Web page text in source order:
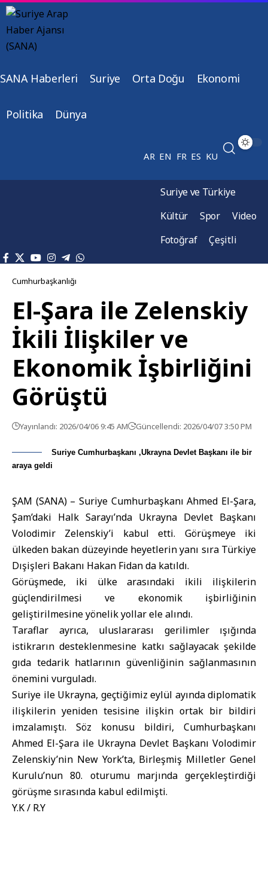
SANA Haberleri Suriye Orta Doğu Ekonomi
Politika Dünya
AR EN FR ES KU
Suriye ve Türkiye
Kültür
Spor
Video
Fotoğraf
Çeşitli
Cumhurbaşkanlığı
El-Şara ile Zelenskiy
İkili İlişkiler ve
Ekonomik İşbirliğini
Görüştü
Yayınlandı: 2026/04/06 9:45 AM Güncellendi: 2026/04/07 3:50 PM
Suriye Cumhurbaşkanı ,Ukrayna Devlet Başkanı ile bir
araya geldi
ŞAM (SANA) – Suriye CumhurbaşkanıAhmed El-Şara,
Şam’daki Halk Sarayı’nda Ukrayna Devlet Başkanı
Volodimir Zelenskiy’i kabul etti. Görüşmeye iki
ülkeden bakan düzeyinde heyetlerin yanı sıra Türkiye
Dışişleri Bakanı Hakan Fidan da katıldı.
Görüşmede, iki ülke arasındaki ikili ilişkilerin
güçlendirilmesi ve ekonomik işbirliğinin
geliştirilmesine yönelik yollar ele alındı.
Taraflar ayrıca, uluslararası gerilimler ışığında
istikrarın desteklenmesine katkı sağlayacak şekilde
gıda tedarik hatlarının güvenliğinin sağlanmasının
önemini vurguladı.
Suriye ile Ukrayna, geçtiğimiz eylül ayında diplomatik
ilişkilerin yeniden tesisine ilişkin ortak bir bildiri
imzalamıştı. Söz konusu bildiri, Cumhurbaşkanı
Ahmed El-Şara ile Ukrayna Devlet Başkanı Volodimir
Zelenskiy’nin New York’ta, Birleşmiş Milletler Genel
Kurulu’nun 80. oturumu marjında gerçekleştirdiği
görüşme sırasında kabul edilmişti.
Y.K / R.Y